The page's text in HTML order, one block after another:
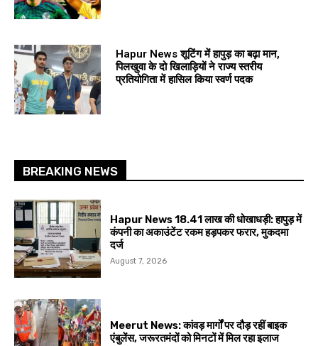
Hapur News शूटिंग में हापुड़ का बढ़ा मान,
पिलखुवा के दो खिलाड़ियों ने राज्य स्तरीय
प्रतियोगिता में हासिल किया स्वर्ण पदक
BREAKING NEWS
Hapur News 18.41 लाख की धोखाधड़ी: हापुड़ में
कंपनी का अकाउंटेंट रकम हड़पकर फरार, मुकदमा
दर्ज
August 7, 2026
Meerut News: कांवड़ मार्गों पर दौड़ रहीं बाइक
एंबुलेंस, जरूरतमंदों को मिनटों में मिल रहा इलाज